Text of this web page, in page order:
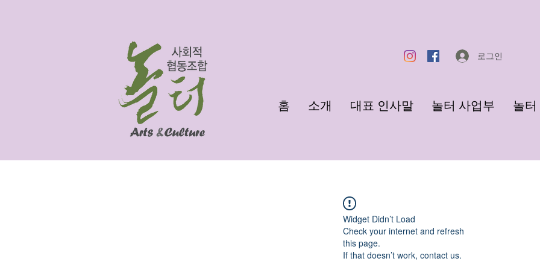
로그인
홈 소개 대표 인사말 놀터 사업부 놀터
Widget Didn’t Load
Check your internet and refresh
this page.
If that doesn’t work, contact us.